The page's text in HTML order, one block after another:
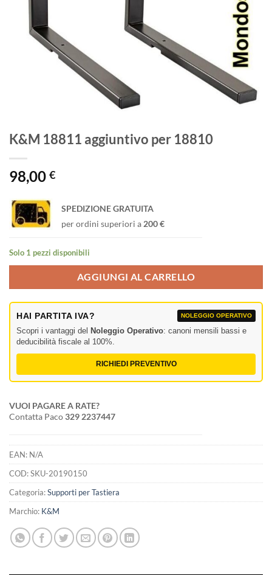
K&M 18811 aggiuntivo per 18810
98,00 €
SPEDIZIONE GRATUITA
per ordini superiori a200 €
Solo 1 pezzi disponibili
AGGIUNGI AL CARRELLO
HAI PARTITA IVA? NOLEGGIO OPERATIVO
Scopri i vantaggi del Noleggio Operativo: canoni mensili bassi e
deducibilità fiscale al 100%.
RICHIEDI PREVENTIVO
VUOI PAGARE A RATE?
Contatta Paco329 2237447
EAN: N/A
COD:SKU-20190150
Categoria:Supporti per Tastiera
Marchio: K&M